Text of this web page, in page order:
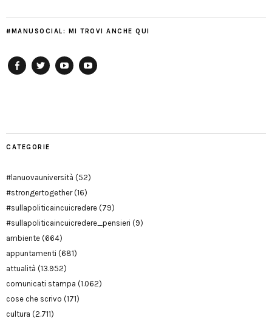
#MANUSOCIAL: MI TROVI ANCHE QUI
CATEGORIE
#lanuovauniversità (52)
#strongertogether(16)
#sullapoliticaincuicredere (79)
#sullapoliticaincuicredere_pensieri (9)
ambiente (664)
appuntamenti (681)
attualità (13.952)
comunicati stampa (1.062)
cose che scrivo (171)
cultura (2.711)